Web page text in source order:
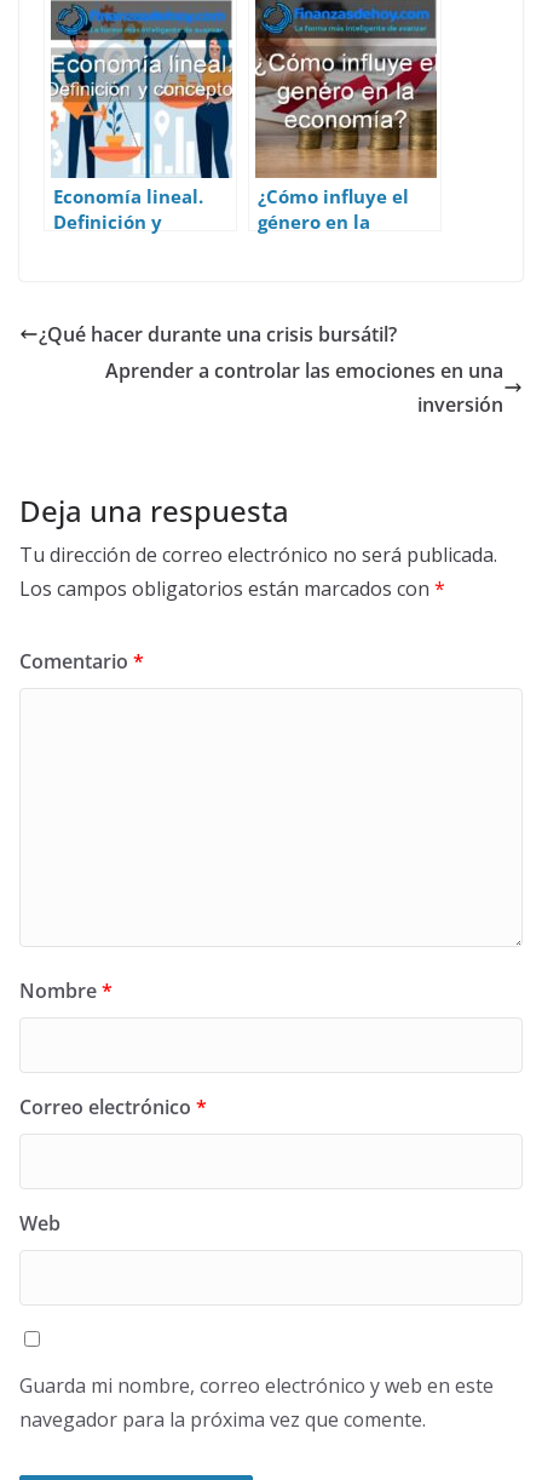
economía
Economía lineal.
Definición y
¿Cómo influye el
género en la
¿Qué hacer durante una crisis bursátil?
Aprender a controlar las emociones en una
inversión
Deja una respuesta
Tu dirección de correo electrónico no será publicada.
Los campos obligatorios están marcados con *
Comentario *
Nombre*
Correo electrónico *
Web
Guarda mi nombre, correo electrónico y web en este
navegador para la próxima vez que comente.